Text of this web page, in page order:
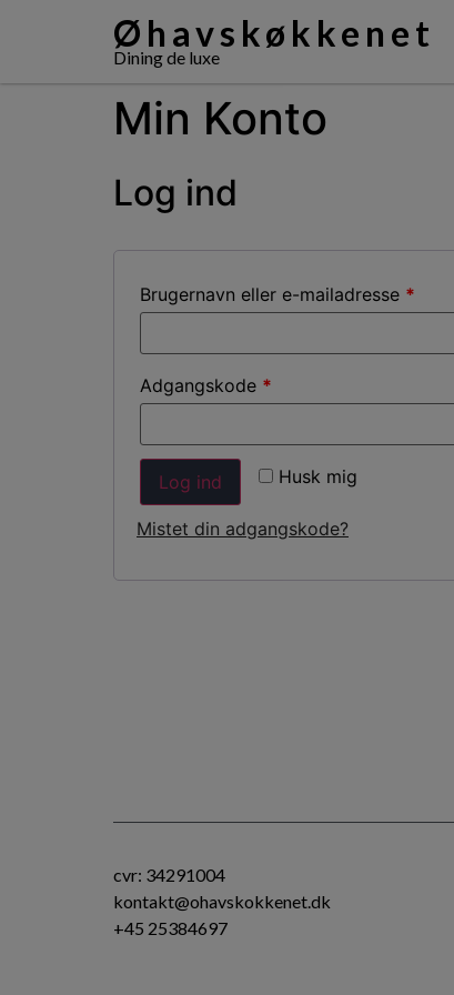
Øhavskøkkenet
Dining de luxe
Min Konto
Log ind
Brugernavn eller e-mailadresse *
Adgangskode *
Husk mig
Log ind
Mistet din adgangskode?
cvr: 34291004
kontakt@ohavskokkenet.dk
+45 25384697